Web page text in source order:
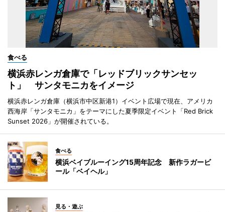
食べる
横浜赤レンガ倉庫で「レッドブリックサンセッ
ト」 サンタモニカをイメージ
横浜赤レンガ倉庫（横浜市中区新港1）イベント広場で現在、アメリカ
西海岸「サンタモニカ」をテーマにした夏季限定イベント「Red Brick
Sunset 2026」が開催されている。
食べる
横浜ベイブルーイング15周年記念 新作ラガービ
ール「ベイヘル」
見る・遊ぶ